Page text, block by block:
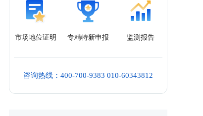
市场地位证明 专精特新申报 监测报告
咨询热线：400-700-9383 010-60343812